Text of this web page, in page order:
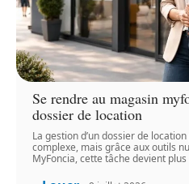
Se rendre au magasin
dossier de location
La gestion d’un dossier de
complexe, mais grâce aux outils
MyFoncia, cette tâche devient